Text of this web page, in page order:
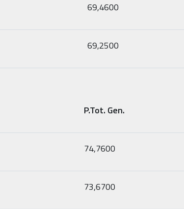
69,4600
69,2500
P.Tot. Gen.
74,7600
73,6700